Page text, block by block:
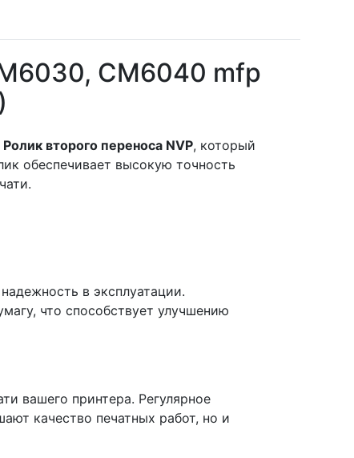
CM6040 mfp
Ролик второго переноса NVP, который
обеспечивает высокую точность
в эксплуатации.
что способствует улучшению
вашего принтера. Регулярное
качество печатных работ, но и